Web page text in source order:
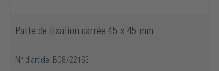
Patte de fixation carrée 45 x 45 mm
N° d'article: BO8722163